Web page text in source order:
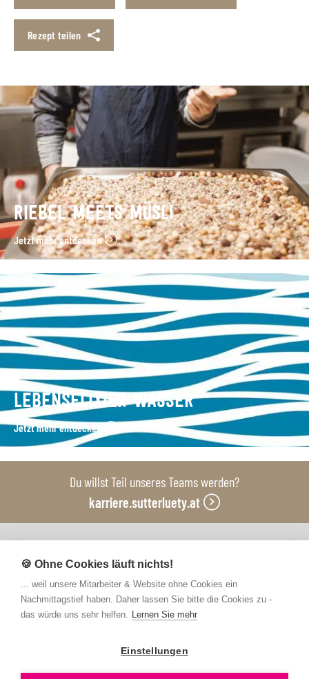
Rezept teilen
RIEBEL MEETS MÜSLI
Jetzt mehr entdecken
LEBENSELIXIER WASSER
Jetzt mehr entdecken
Du willst Teil unseres Teams werden?
karriere.sutterluety.at
Unsere Produktionsbetriebe
Newsletter abonnieren
Hinweisgebersystem
🍪 Ohne Cookies läuft nichts!
... weil unsere Mitarbeiter & Website ohne Cookies ein
Nachmittagstief haben. Daher lassen Sie bitte die Cookies zu -
das würde uns sehr helfen. Lernen Sie mehr
Einstellungen